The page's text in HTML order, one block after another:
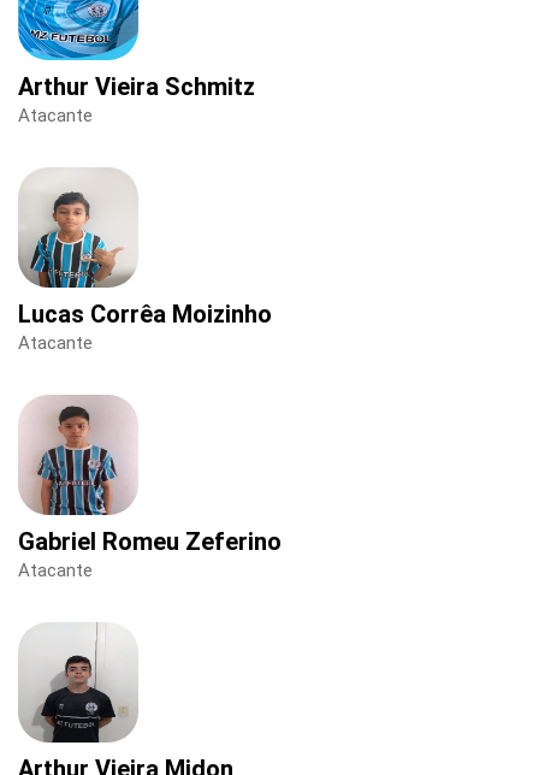
Arthur Vieira Schmitz
Atacante
Lucas Corrêa Moizinho
Atacante
Gabriel Romeu Zeferino
Atacante
Arthur Vieira Midon